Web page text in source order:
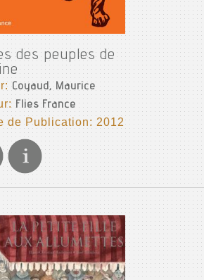
des peuples de
Coyaud, Maurice
Flies France
de Publication: 2012